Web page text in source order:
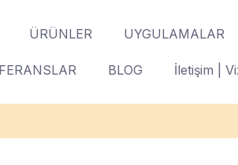
ÜRÜNLER UYGULAMALAR
BLOG İletişim |